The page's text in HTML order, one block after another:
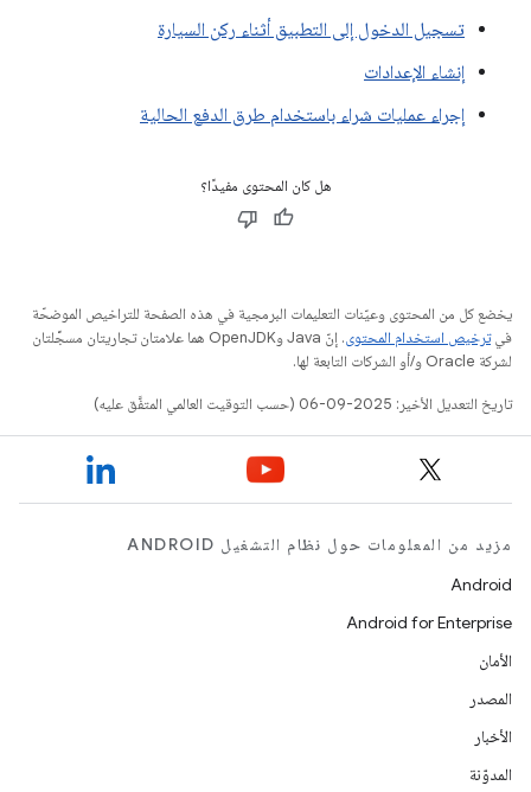
تسجيل الدخول إلى التطبيق أثناء ركن السيارة
إنشاء الإعدادات
إجراء عمليات شراء باستخدام طرق الدفع الحالية
هل كان المحتوى مفيدًا؟
يخضع كل من المحتوى وعيّنات التعليمات البرمجية في هذه الصفحة للتراخيص الموضحّة
فيترخيص استخدام المحتوى
. إنّ Java وOpenJDK هما علامتان تجاريتان مسجَّلتان
لشركة Oracle و/أو الشركات التابعة لها.
تاريخ التعديل الأخير: 2025-09-06 (حسب التوقيت العالمي المتفَّق عليه)
مزيد من المعلومات حول نظام التشغيل ANDROID
Android
Android for Enterprise
الأمان
المصدر
الأخبار
المدوّنة